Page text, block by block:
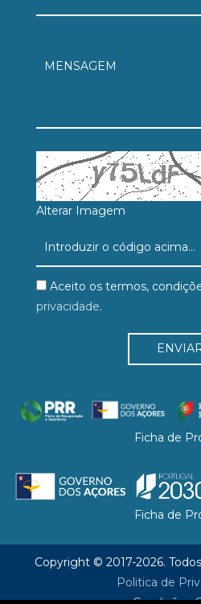
Alterar Imagem
Aceito os termos,
privacidade.
Ficha de
Ficha de
Copyright © 2017-2026.
Politica de